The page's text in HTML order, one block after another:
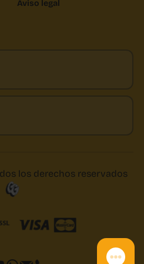
los derechos reservados